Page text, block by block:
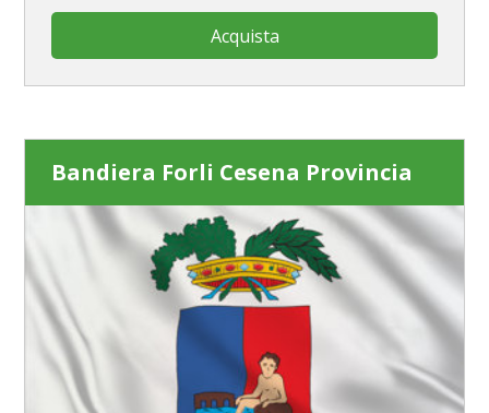
Acquista
Bandiera Forli Cesena Provincia